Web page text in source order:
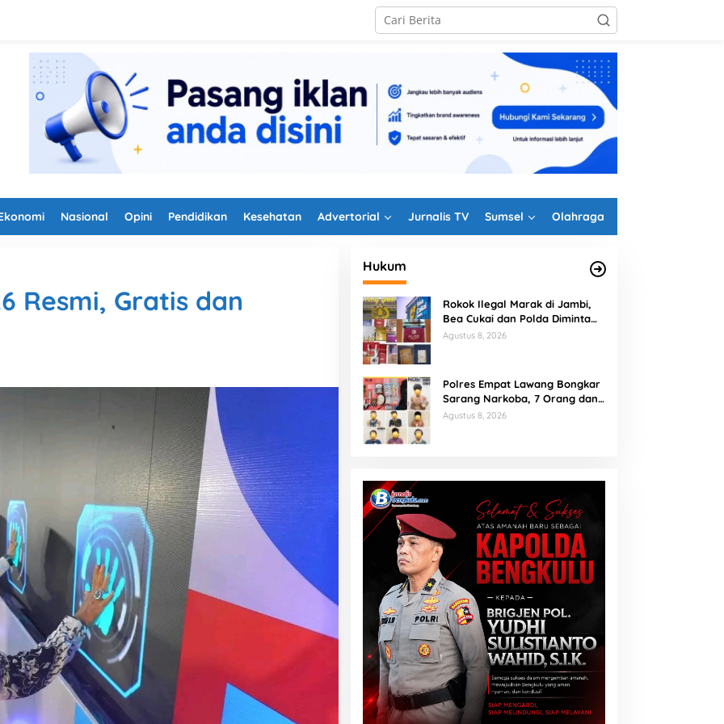
Nasional Opini Pendidikan Kesehatan Advertorial Jurnalis TV Sumsel Olahraga
Resmi, Gratis dan
Hukum
Rokok Ilegal Marak di Jambi,
Bea Cukai dan Polda Diminta
Perkuat Penindakan
Agustus 8, 2026
Polres Empat Lawang Bongkar
Sarang Narkoba, 7 Orang dan
Senpi Rakitan Diamankan
Agustus 8, 2026